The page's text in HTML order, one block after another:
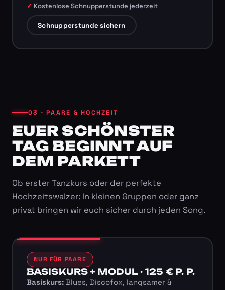
Kostenlose Schnupperstunde jederzeit
Schnupperstunde sichern
03 · PAARE & HOCHZEIT
EUER SCHÖNSTER
TAG BEGINNT AUF
DEM PARKETT
Ob erster Tanzkurs oder der perfekte
Hochzeitswalzer: In kleinen Gruppen oder ganz
privat bringen wir euch sicher durch jeden Song.
NUR FÜR PAARE
BASISKURS + MODUL · 125 € P. P.
Basiskurs:Blues, Discofox, langsamer &